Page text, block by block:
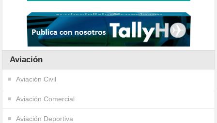
Aviación
Aviación Civil
Aviación Comercial
Aviación Deportiva